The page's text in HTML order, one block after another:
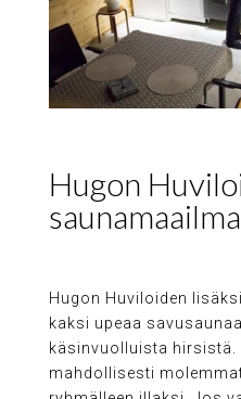
Hugon
saunamaailma
Hugon Huviloiden
kaksi upeaa
käsinvuolluista hirsistä.
mahdollisesti